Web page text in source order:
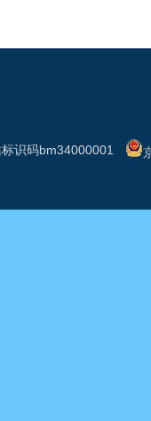
识码bm34000001